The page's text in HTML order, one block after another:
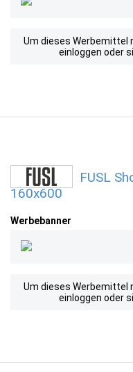
Um dieses Werbemittel
einloggen oder
FUSL
160x600
Werbebanner
Um dieses Werbemittel
einloggen oder